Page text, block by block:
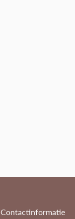
Contactinformatie